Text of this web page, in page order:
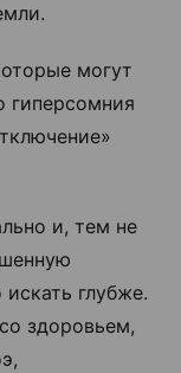
могут
гиперсомния
и, тем не
глубже.
здоровьем,